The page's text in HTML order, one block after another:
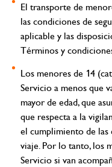
El transporte de
las condiciones de
aplicable y las
Términos y
Los menores de 14
Servicio a menos que
mayor de edad, que
que respecta a la
el cumplimiento de las
viaje. Por lo tanto, los
Servicio si van